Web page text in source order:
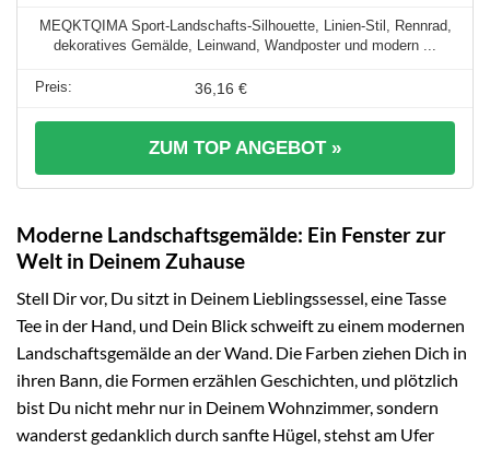
MEQKTQIMA Sport-Landschafts-Silhouette, Linien-Stil, Rennrad,
dekoratives Gemälde, Leinwand, Wandposter und modern ...
36,16 €
ZUM TOP ANGEBOT »
Moderne Landschaftsgemälde: Ein Fenster zur
Welt in Deinem Zuhause
Stell Dir vor, Du sitzt in Deinem Lieblingssessel, eine Tasse
Tee in der Hand, und Dein Blick schweift zu einem modernen
Landschaftsgemälde an der Wand. Die Farben ziehen Dich in
ihren Bann, die Formen erzählen Geschichten, und plötzlich
bist Du nicht mehr nur in Deinem Wohnzimmer, sondern
wanderst gedanklich durch sanfte Hügel, stehst am Ufer